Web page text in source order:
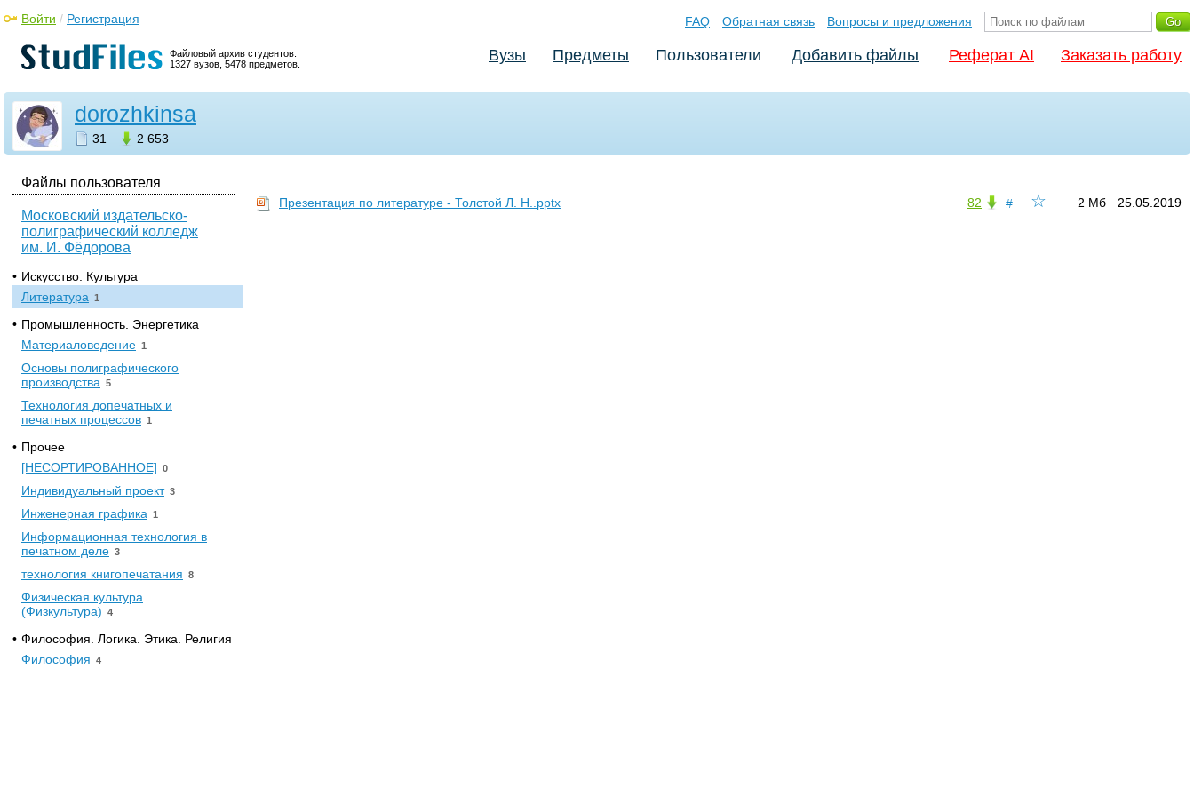
Файловый архив студентов.
1327 вузов, 5478 предметов.
Войти / Регистрация FAQ Обратная связь Вопросы и предложения
Вузы Предметы Пользователи Добавить файлы Реферат AI Заказать работу
dorozhkinsa
31 2 653
Файлы пользователя
Московский издательско-
полиграфический колледж
им. И. Фёдорова
• Искусство. Культура
Литература 1
• Промышленность. Энергетика
Материаловедение 1
Основы полиграфического
производства 5
Технология допечатных и
печатных процессов 1
• Прочее
[НЕСОРТИРОВАННОЕ] 0
Индивидуальный проект 3
Инженерная графика 1
Информационная технология в
печатном деле 3
технология книгопечатания 8
Физическая культура
(Физкультура) 4
• Философия. Логика. Этика. Религия
Философия 4
☆
# 25.05.2019
2 Мб
82
Презентация по литературе - Толстой Л. Н..pptx